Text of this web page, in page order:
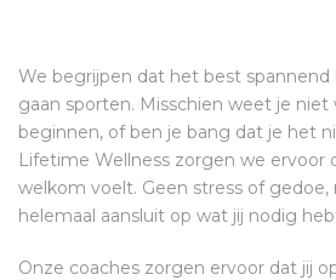
We begrijpen dat het best
gaan sporten. Misschien weet je niet
beginnen, of ben je bang dat je het
Lifetime Wellness zorgen we ervoor
welkom voelt. Geen stress of
helemaal aansluit op wat jij nodig
Onze coaches zorgen ervoor dat jij